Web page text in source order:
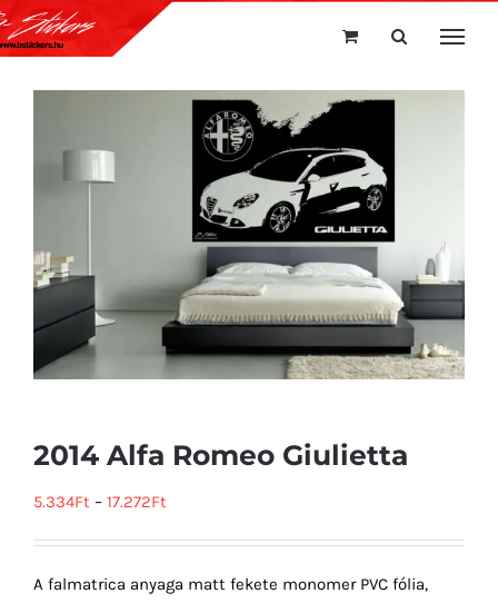
Kihagyás
2014 Alfa Romeo Giulietta
5.334Ft – 17.272Ft
A falmatrica anyaga matt fekete monomer PVC fólia,